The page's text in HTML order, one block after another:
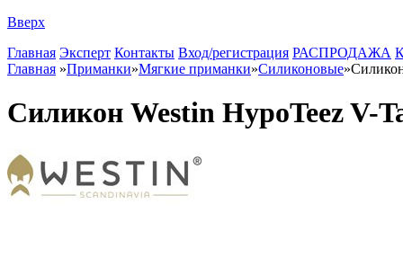
Вверх
Главная Эксперт Контакты Вход/регистрация РАСПРОДАЖА
Главная »Приманки»Мягкие приманки»Силиконовые»
Силикон Westin HypoTeez V-